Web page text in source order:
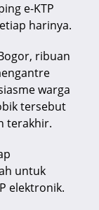
e-KTP
harinya.
ribuan
warga
tersebut
terakhir.
untuk
elektronik.